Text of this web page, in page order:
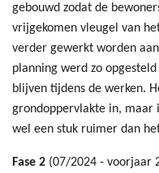
gebouwd zodat de
vrijgekomen vleugel van
verder gewerkt worden
planning werd zo
blijven tijdens de werken.
grondoppervlakte in,
wel een stuk ruimer dan
Fase 2 (07/2024 - voorjaar